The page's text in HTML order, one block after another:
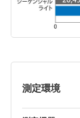
測定環境